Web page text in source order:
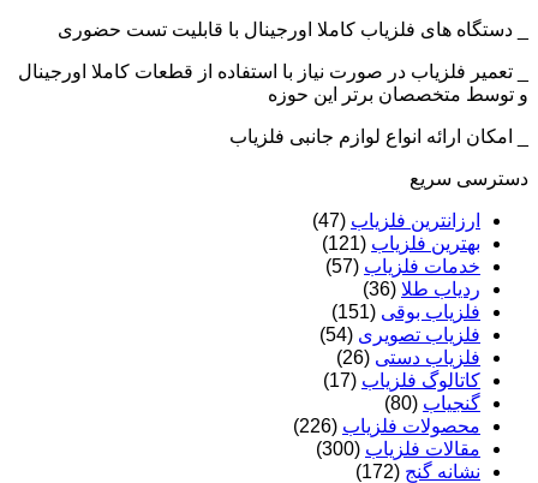
_ دستگاه های فلزیاب کاملا اورجینال با قابلیت تست حضوری
_ تعمیر فلزیاب در صورت نیاز با استفاده از قطعات کاملا اورجینال
و توسط متخصصان برتر این حوزه
_ امکان ارائه انواع لوازم جانبی فلزیاب
دسترسی سریع
ارزانترین فلزیاب (47)
بهترین فلزیاب (121)
خدمات فلزیاب (57)
ردیاب طلا (36)
فلزیاب بوقی (151)
فلزیاب تصویری (54)
فلزیاب دستی (26)
کاتالوگ فلزیاب (17)
گنجیاب (80)
محصولات فلزیاب (226)
مقالات فلزیاب (300)
نشانه گنج (172)